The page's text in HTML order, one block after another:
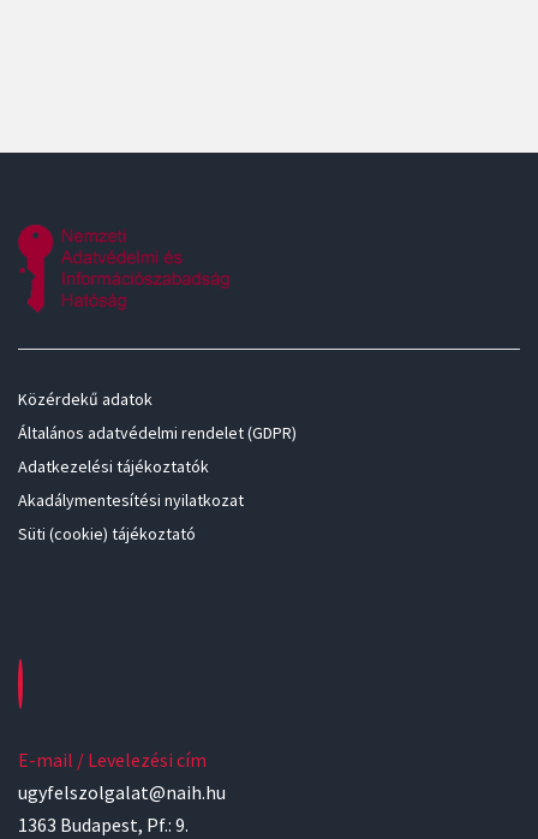
Közérdekű adatok
Általános adatvédelmi rendelet (GDPR)
Adatkezelési tájékoztatók
Akadálymentesítési nyilatkozat
Süti (cookie) tájékoztató
E-mail / Levelezési cím
ugyfelszolgalat@naih.hu
1363 Budapest, Pf.: 9.